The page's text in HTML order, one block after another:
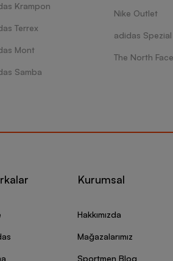
Krampon
Terrex
Mont
Samba
Nike Outlet
adidas Spezial
The North Face
Kurumsal
Hakkımızda
Mağazalarımız
Sportmen Blog